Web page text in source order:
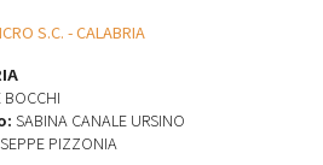
BOCCHI
SABINA CANALE URSINO
PIZZONIA